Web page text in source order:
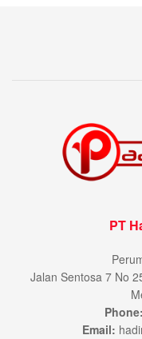
PT
Jalan Sentosa 7 No
Email: